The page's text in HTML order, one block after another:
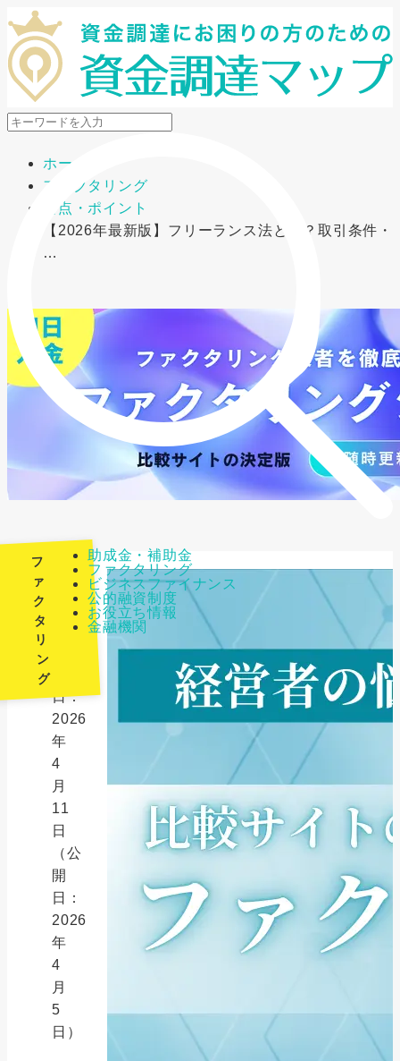
メニューを開閉
助成金・補助金
ファクタリング
ビジネスファイナンス
公的融資制度
お役立ち情報
金融機関
ホーム
ファクタリング
要点・ポイント
【2026年最新版】フリーランス法とは？取引条件・
…
フ
ァ
ク
タ
リ
ン
グ
日：
2026
年
4
月
11
日
（公
開
日：
2026
年
4
月
5
日）